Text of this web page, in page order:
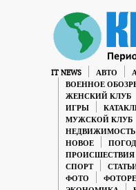
IT NEWS АВТО
ВОЕННОЕ
ЖЕНСКИЙ КЛУБ
ИГРЫ
МУЖСКОЙ КЛУБ
НЕДВИЖИМОСТЬ
НОВОЕ
ПРОИСШЕСТВИЯ
СПОРТ
ФОТО